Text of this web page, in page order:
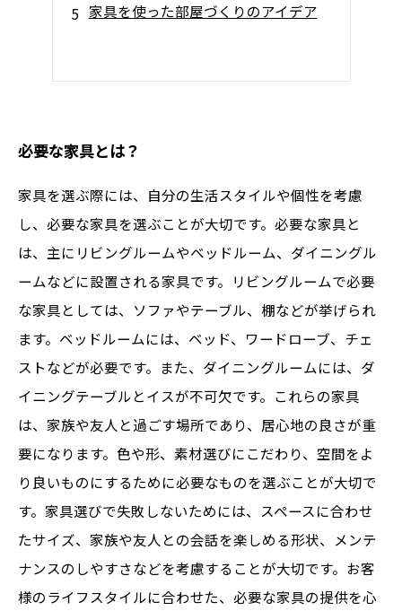
家具を使った部屋づくりのアイデア
必要な家具とは？
家具を選ぶ際には、自分の生活スタイルや個性を考慮
し、必要な家具を選ぶことが大切です。必要な家具と
は、主にリビングルームやベッドルーム、ダイニングル
ームなどに設置される家具です。リビングルームで必要
な家具としては、ソファやテーブル、棚などが挙げられ
ます。ベッドルームには、ベッド、ワードローブ、チェ
ストなどが必要です。また、ダイニングルームには、ダ
イニングテーブルとイスが不可欠です。これらの家具
は、家族や友人と過ごす場所であり、居心地の良さが重
要になります。色や形、素材選びにこだわり、空間をよ
り良いものにするために必要なものを選ぶことが大切で
す。家具選びで失敗しないためには、スペースに合わせ
たサイズ、家族や友人との会話を楽しめる形状、メンテ
ナンスのしやすさなどを考慮することが大切です。お客
様のライフスタイルに合わせた、必要な家具の提供を心